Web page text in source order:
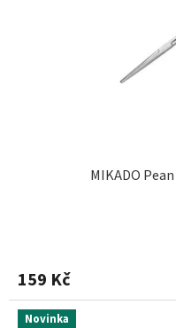
MIKADO
159 Kč
Novinka